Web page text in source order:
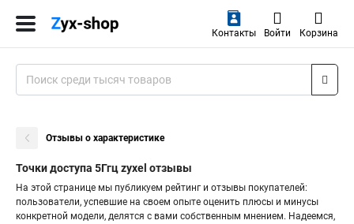
Контакты Войти Корзина
Отзывы о характеристике
Точки доступа 5Ггц zyxel отзывы
На этой странице мы публикуем рейтинг и отзывы покупателей:
пользователи, успевшие на своем опыте оценить плюсы и минусы
конкретной модели, делятся с вами собственным мнением. Надеемся,